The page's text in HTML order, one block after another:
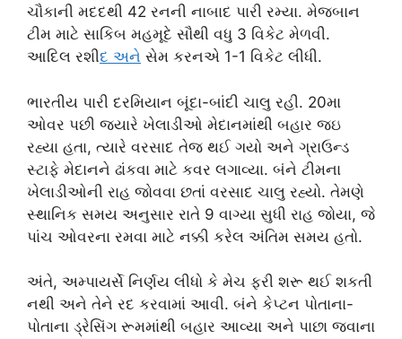
ચૌકાની મદદથી 42 રનની નાબાદ પારી રમ્યા. મેજબાન
ટીમ માટે સાકિબ મહમૂદે સૌથી વધુ 3 વિકેટ મેળવી.
આદિલ રશીદ અન ે સેમ કરનએ 1-1 વિકેટ લીધી.
ભારતીય પારી દરમિયાન બૂંદા-બાંદી ચાલુ રહી. 20મા
ઓવર પછી જ્યારે ખેલાડીઓ મેદાનમાંથી બહાર જઇ
રહ્યા હતા, ત્યારે વરસાદ તેજ થઈ ગયો અને ગ્રાઉન્ડ
સ્ટાફે મેદાનને ઢાંકવા માટે કવર લગાવ્યા. બંને ટીમના
ખેલાડીઓની રાહ જોવવા છતાં વરસાદ ચાલુ રહ્યો. તેમણે
સ્થાનિક સમય અનુસાર રાતે 9 વાગ્યા સુધી રાહ જોયા, જે
પાંચ ઓવરના રમવા માટે નક્કી કરેલ અંતિમ સમય હતો.
અંતે, અમ્પાયર્સે નિર્ણય લીધો કે મેચ ફરી શરૂ થઈ શકતી
નથી અને તેને રદ કરવામાં આવી. બંને કેપ્ટન પોતાના-
પોતાના ડ્રેસિંગ રૂમમાંથી બહાર આવ્યા અને પાછા જવાના